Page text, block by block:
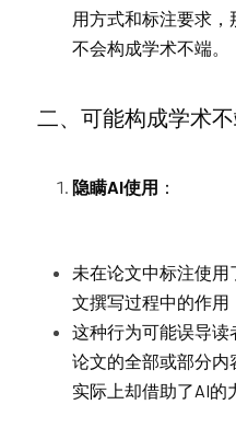
用方式和标注要求
不会构成学术不端。
二、可能构成学术
隐瞒AI使用 ：
未在论文中标注使
文撰写过程中的作用
这种行为可能误导读
论文的全部或部分
实际上却借助了AI的